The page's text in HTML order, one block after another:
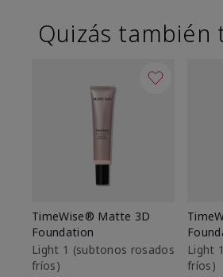
Quizás también
TimeWise® Matte 3D
Foundation
Light 1​ (subtonos rosados
fríos)
Light
fríos)